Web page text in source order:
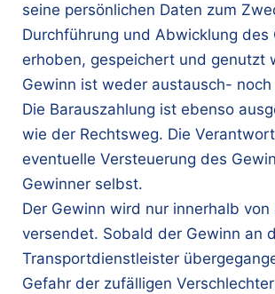
seine persönlichen Daten zum
Durchführung und Abwicklung des
erhoben, gespeichert und genutzt
Gewinn ist weder austausch-
Die Barauszahlung ist ebenso
wie der Rechtsweg. Die
eventuelle Versteuerung des
Gewinner selbst.
Der Gewinn wird nur innerhalb von
versendet. Sobald der Gewinn an
Transportdienstleister
Gefahr der zufälligen